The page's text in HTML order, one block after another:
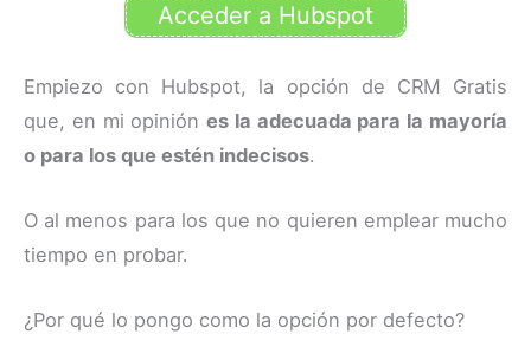
Acceder a Hubspot
Empiezo con Hubspot, la opción de CRM Gratis
que, en mi opiniónes la adecuada para la mayoría
o para los que estén indecisos.
O al menos para los que no quieren emplear mucho
tiempo en probar.
¿Por qué lo pongo como la opción por defecto?